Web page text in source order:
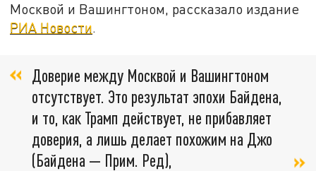
Москвой и Вашингтоном, рассказало издание
РИА Новости.
Доверие между Москвой и Вашингтоном
отсутствует. Это результат эпохи Байдена,
и то, как Трамп действует, не прибавляет
доверия, а лишь делает похожим на Джо
(Байдена — Прим. Ред),